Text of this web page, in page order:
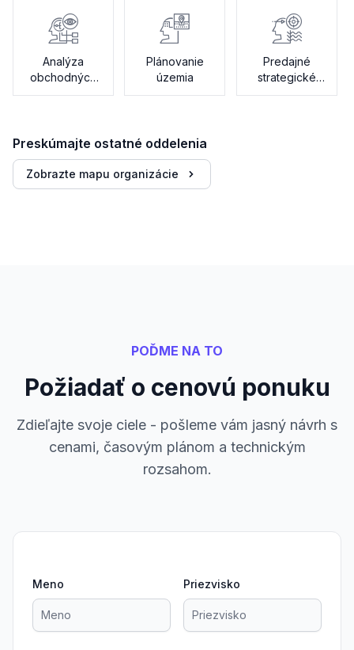
Analýza
obchodných
postupov
Plánovanie
územia
Predajné
strategické
karty
Preskúmajte ostatné oddelenia
Zobrazte mapu organizácie
POĎME NA TO
Požiadať o cenovú ponuku
Zdieľajte svoje ciele - pošleme vám jasný návrh s
cenami, časovým plánom a technickým
rozsahom.
Meno Priezvisko